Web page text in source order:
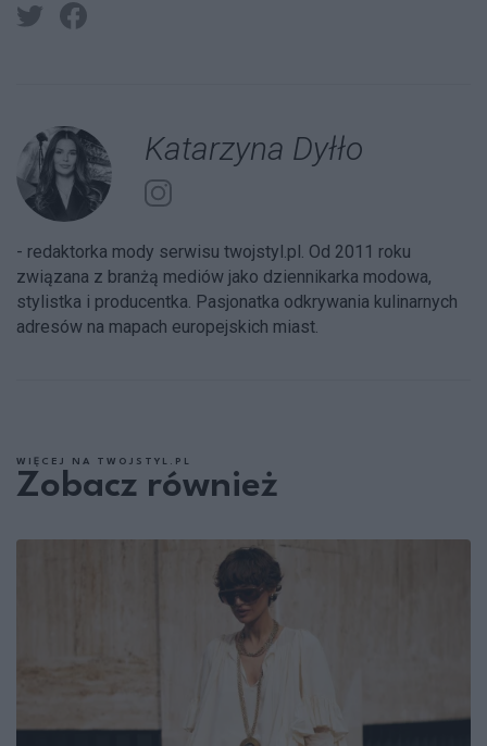
Katarzyna Dyłło
- redaktorka mody serwisu twojstyl.pl. Od 2011 roku
związana z branżą mediów jako dziennikarka modowa,
stylistka i producentka. Pasjonatka odkrywania kulinarnych
adresów na mapach europejskich miast.
WIĘCEJ NA TWOJSTYL.PL
Zobacz również